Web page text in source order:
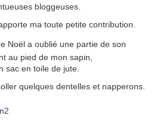
bloggeuses.
ma toute petite contribution.
Noël a oublié une partie de son
au pied de mon sapin,
sac en toile de jute.
quelques dentelles et napperons.